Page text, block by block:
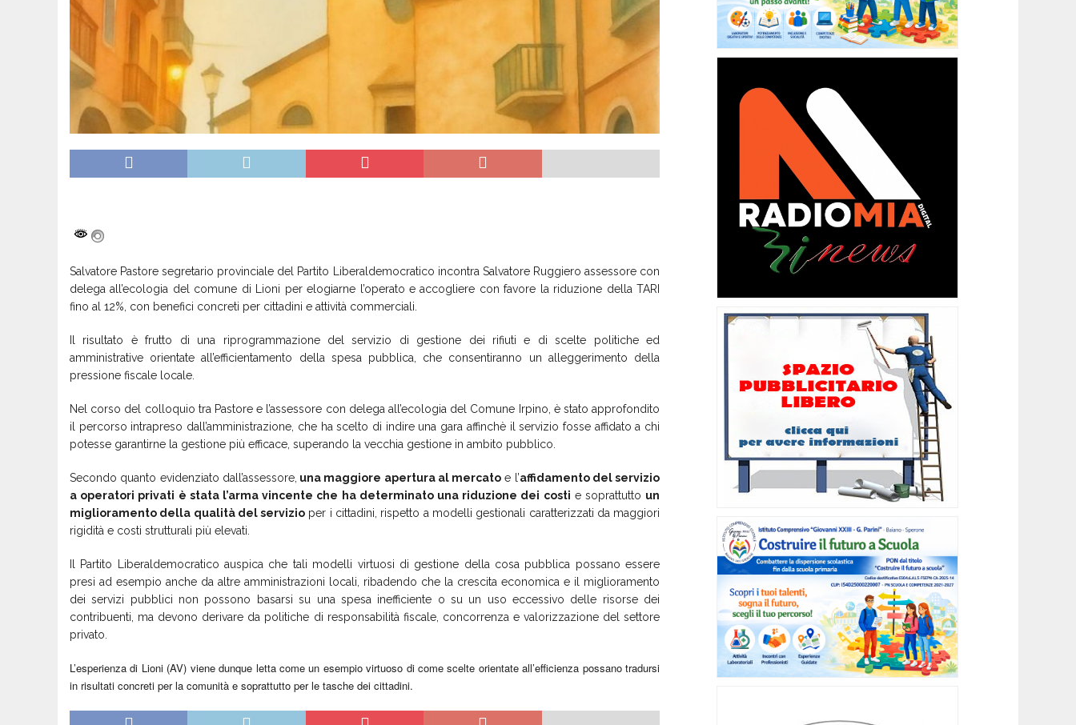
Salvatore Pastore segretario provinciale del Partito Liberaldemocratico incontra Salvatore Ruggiero assessore con
delega all’ecologia del comune di Lioni per elogiarne l’operato e accogliere con favore la riduzione della TARI
fino al 12%, con benefici concreti per cittadini e attività commerciali.
Il risultato è frutto di una riprogrammazione del servizio di gestione dei rifiuti e di scelte politiche ed
amministrative orientate all’efficientamento della spesa pubblica, che consentiranno un alleggerimento della
pressione fiscale locale.
Nel corso del colloquio tra Pastore e l’assessore con delega all’ecologia del Comune Irpino, è stato approfondito
il percorso intrapreso dall’amministrazione, che ha scelto di indire una gara affinchè il servizio fosse affidato a chi
potesse garantirne la gestione più efficace, superando la vecchia gestione in ambito pubblico.
Secondo quanto evidenziato dall’assessore, una maggiore apertura al mercato e l’affidamento del servizio
a operatori privati è stata l’arma vincente che ha determinato una riduzione dei costi e soprattutto un
miglioramento della qualità del servizio per i cittadini, rispetto a modelli gestionali caratterizzati da maggiori
rigidità e costi strutturali più elevati.
Il Partito Liberaldemocratico auspica che tali modelli virtuosi di gestione della cosa pubblica possano essere
presi ad esempio anche da altre amministrazioni locali, ribadendo che la crescita economica e il miglioramento
dei servizi pubblici non possono basarsi su una spesa inefficiente o su un uso eccessivo delle risorse dei
contribuenti, ma devono derivare da politiche di responsabilità fiscale, concorrenza e valorizzazione del settore
privato.
L’esperienza di Lioni (AV) viene dunque letta come un esempio virtuoso di come scelte orientate all’efficienza possano tradursi
in risultati concreti per la comunità e soprattutto per le tasche dei cittadini.